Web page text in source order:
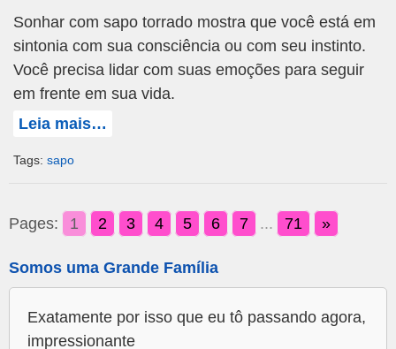
Sonhar com sapo torrado mostra que você está em
sintonia com sua consciência ou com seu instinto.
Você precisa lidar com suas emoções para seguir
em frente em sua vida.
Leia mais…
Tags: sapo
Pages: 1 2 3 4 5 6 7 ... 71 »
Somos uma Grande Família
Exatamente por isso que eu tô passando agora,
impressionante